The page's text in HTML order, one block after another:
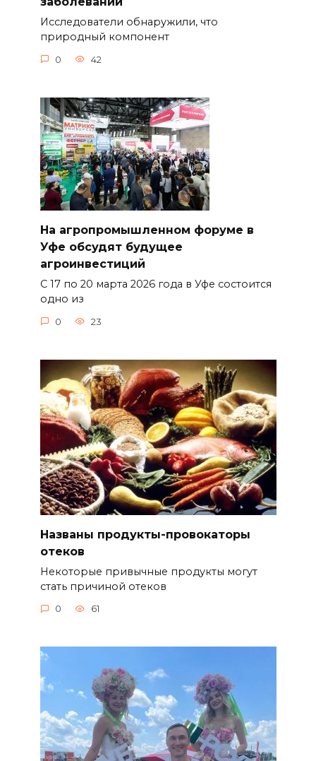
Исследователи обнаружили, что
природный компонент
0 42
На агропромышленном форуме в
Уфе обсудят будущее
агроинвестиций
С 17 по 20 марта 2026 года в Уфе состоится
одно из
0 23
Названы продукты-провокаторы
отеков
Некоторые привычные продукты могут
стать причиной отеков
0 61